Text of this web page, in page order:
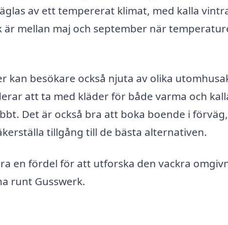
av ett tempererat klimat, med kalla
är mellan maj och september när
kan besökare också njuta av olika
att ta med kläder för både varma och
Det är också bra att boka boende i
tillgång till de bästa alternativen.
en fördel för att utforska den vackra
runt Gusswerk.